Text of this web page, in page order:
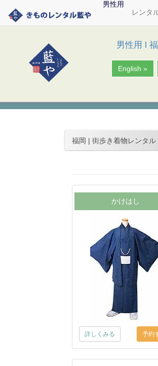
男性用
レンタ
男性用 l
English »
福岡 | 街歩き着物レンタル
かけはし
詳しくみる